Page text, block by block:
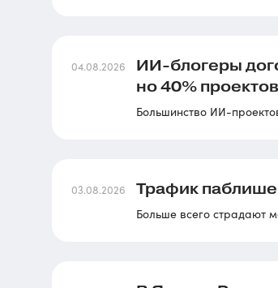
04.08.2026
ИИ-блогеры
но 40%
Большинство ИИ-
03.08.2026 Трафик
Больше всего страдают